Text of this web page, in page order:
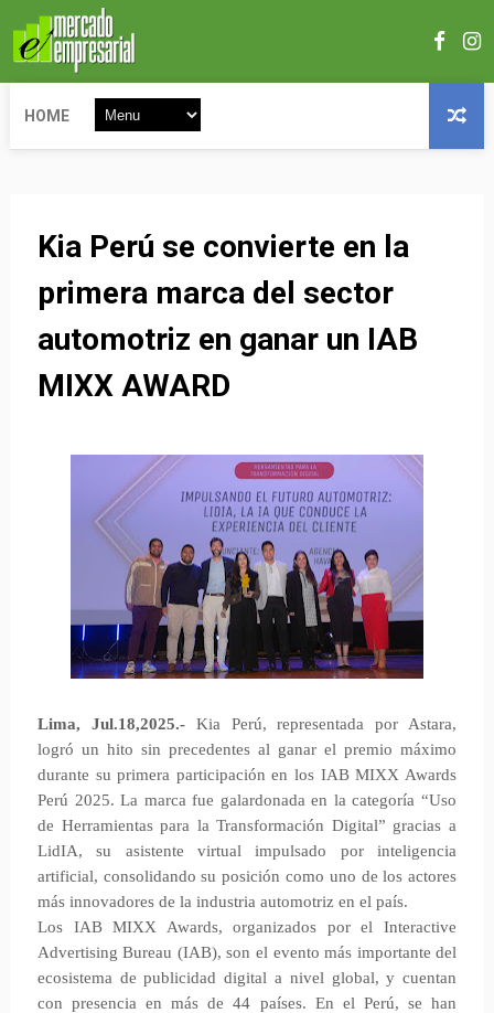
HOME
Kia Perú se convierte en la
primera marca del sector
automotriz en ganar un IAB
MIXX AWARD
Lima, Jul.18,2025.-Kia Perú, representada por Astara,
logró un hito sin precedentes al ganar el premio máximo
durante su primera participación en los IAB MIXX Awards
Perú 2025. La marca fue galardonada en la categoría “Uso
de Herramientas para la Transformación Digital” gracias a
LidIA, su asistente virtual impulsado por inteligencia
artificial, consolidando su posición como uno de los actores
más innovadores de la industria automotriz en el país.
Los IAB MIXX Awards, organizados por el Interactive
Advertising Bureau (IAB), son el evento más importante del
ecosistema de publicidad digital a nivel global, y cuentan
con presencia en más de 44 países. En el Perú, se han